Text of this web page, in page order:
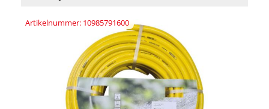
Artikelnummer: 10985791600